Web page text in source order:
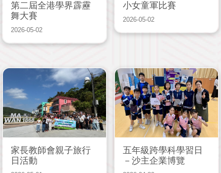
第二屆全港學界霹靂
舞大賽
2026-05-02
小女童軍比賽
2026-05-02
家長教師會親子旅行
日活動
五年級跨學科學習日
－沙主企業博覽